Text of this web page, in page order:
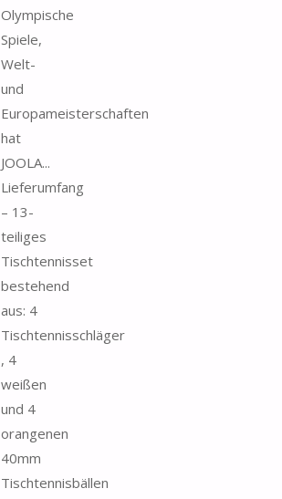
Olympische
Spiele,
Welt-
und
Europameisterschaften
hat
JOOLA...
Lieferumfang
– 13-
teiliges
Tischtennisset
bestehend
aus: 4
Tischtennisschläger
, 4
weißen
und 4
orangenen
40mm
Tischtennisbällen